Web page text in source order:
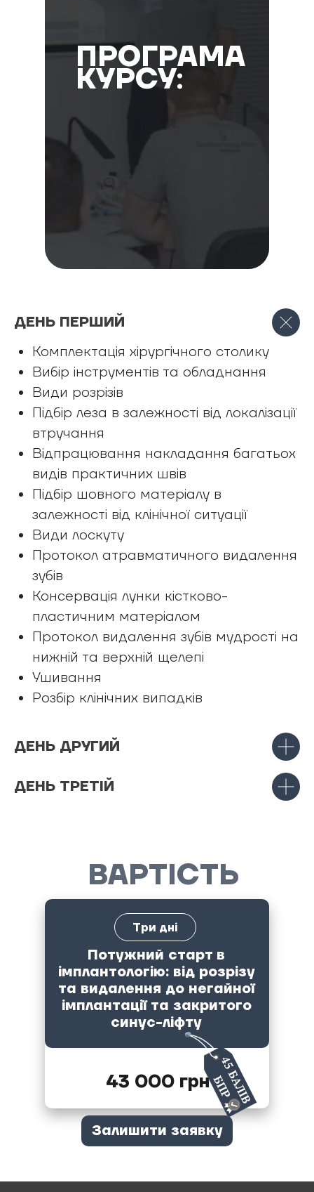
ПРОГРАМА
КУРСУ:
ДЕНЬ ПЕРШИЙ
Комплектація хірургічного столику
Вибір інструментів та обладнання
Види розрізів
Підбір леза в залежності від локалізації
втручання
Відпрацювання накладання багатьох
видів практичних швів
Підбір шовного матеріалу в
залежності від клінічної ситуації
Види лоскуту
Протокол атравматичного видалення
зубів
Консервація лунки кістково-
пластичним матеріалом
Протокол видалення зубів мудрості на
нижній та верхній щелепі
Ушивання
Розбір клінічних випадків
ДЕНЬ ДРУГИЙ
ДЕНЬ ТРЕТІЙ
ВАРТІСТЬ
Три дні
Потужний старт в
імплантологію: від розрізу
та видалення до негайної
імплантації та закритого
синус-ліфту
43 000 грн
Залишити заявку